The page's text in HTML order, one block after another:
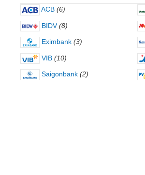
ACB (6)
BIDV (8)
Eximbank (3)
VIB (10)
Saigonbank (2)